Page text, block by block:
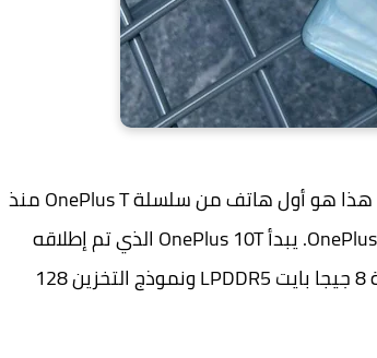
تم الكشف عن OnePlus 10T رسميًا في الهند والسوق العالمية. هذا هو أول هاتف من سلسلة OnePlus T منذ
عامين. آخر هاتف من سلسلة T قدمه OnePlus قبل 10T كان OnePlus 8T. يبدأ OnePlus 10T الذي تم إطلاقه
حديثًا بسعر 49999 روبية لذاكرة الوصول العشوائي (RAM) بسعة 8 جيجا بايت LPDDR5 ونموذج التخزين 128